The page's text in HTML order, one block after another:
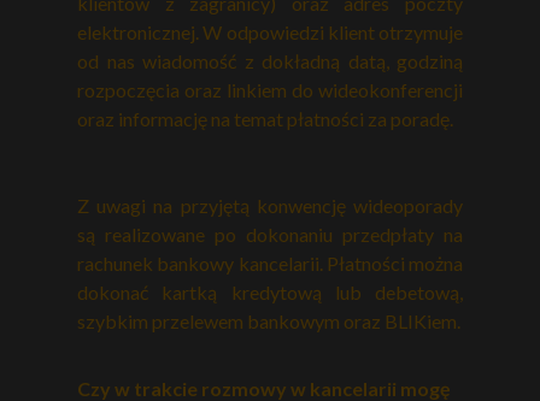
Czy w trakcie rozmowy w kancelarii mogę
elektronicznej. W odpowiedzi klient otrzymuje
od nas wiadomość z dokładną datą, godziną
rozpoczęcia oraz linkiem do wideokonferencji
oraz informację na temat płatności za poradę.
Z uwagi na przyjętą konwencję wideoporady
są realizowane po dokonaniu przedpłaty na
rachunek bankowy kancelarii. Płatności można
dokonać kartką kredytową lub debetową,
szybkim przelewem bankowym oraz BLIKiem.